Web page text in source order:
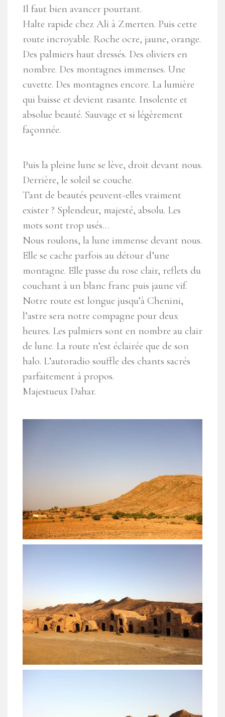
Il faut bien avancer pourtant.
Halte rapide chez Ali à Zmerten. Puis cette
route incroyable. Roche ocre, jaune, orange.
Des palmiers haut dressés. Des oliviers en
nombre. Des montagnes immenses. Une
cuvette. Des montagnes encore. La lumière
qui baisse et devient rasante. Insolente et
absolue beauté. Sauvage et si légèrement
façonnée.
Puis la pleine lune se lève, droit devant nous.
Derrière, le soleil se couche.
Tant de beautés peuvent-elles vraiment
exister ? Splendeur, majesté, absolu. Les
mots sont trop usés…
Nous roulons, la lune immense devant nous.
Elle se cache parfois au détour d’une
montagne. Elle passe du rose clair, reflets du
couchant à un blanc franc puis jaune vif.
Notre route est longue jusqu’à Chenini,
l’astre sera notre compagne pour deux
heures. Les palmiers sont en nombre au clair
de lune. La route n’est éclairée que de son
halo. L’autoradio souffle des chants sacrés
parfaitement à propos.
Majestueux Dahar.